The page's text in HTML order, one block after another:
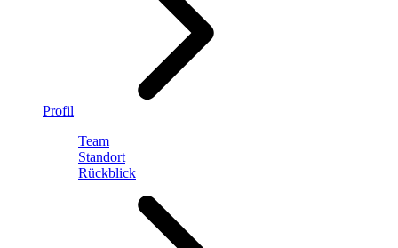
Profil
Team
Standort
Rückblick